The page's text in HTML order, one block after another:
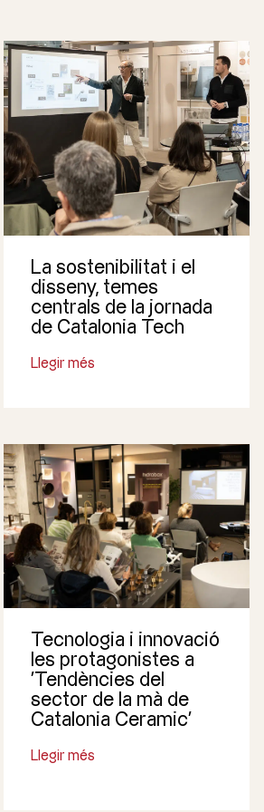
La sostenibilitat i el
disseny, temes
centrals de la jornada
de Catalonia Tech
Llegir més
Tecnologia i innovació
les protagonistes a
‘Tendències del
sector de la mà de
Catalonia Ceramic’
Llegir més